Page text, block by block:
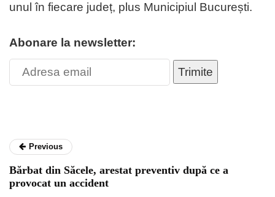
unul în fiecare județ, plus Municipiul București.
Abonare la newsletter:
Trimite
Previous
Bărbat din Săcele, arestat preventiv după ce a
provocat un accident